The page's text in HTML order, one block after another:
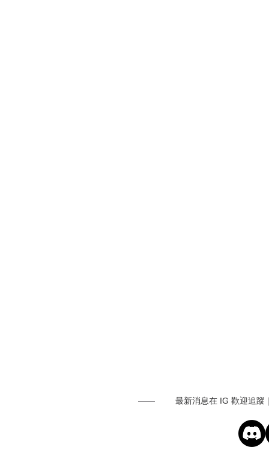
最新消息在 IG 歡迎追蹤